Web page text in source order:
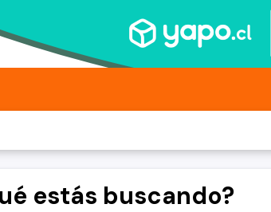
estás buscando?